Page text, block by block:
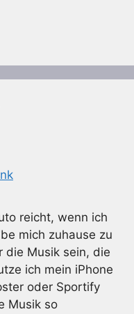
reicht, wenn ich
mich zuhause zu
die Musik sein, die
ich mein iPhone
oder Sportify
Musik so